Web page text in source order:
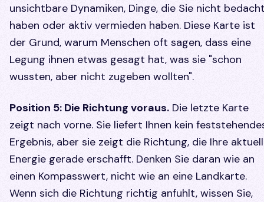
unsichtbare Dynamiken, Dinge, die Sie nicht
haben oder aktiv vermieden haben. Diese Karte ist
der Grund, warum Menschen oft sagen, dass eine
Legung ihnen etwas gesagt hat, was sie "schon
wussten, aber nicht zugeben wollten".
Position 5: Die Richtung voraus. Die letzte Karte
zeigt nach vorne. Sie liefert Ihnen kein
Ergebnis, aber sie zeigt die Richtung, die Ihre
Energie gerade erschafft. Denken Sie daran wie an
einen Kompasswert, nicht wie an eine Landkarte.
Wenn sich die Richtung richtig anfuhlt, wissen Sie,